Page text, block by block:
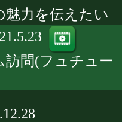
魅力を伝えたい
訪問(フュチュー